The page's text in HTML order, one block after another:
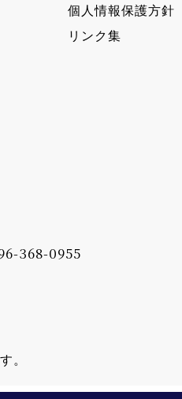
個人情報保護方針
リンク集
368-0955
。